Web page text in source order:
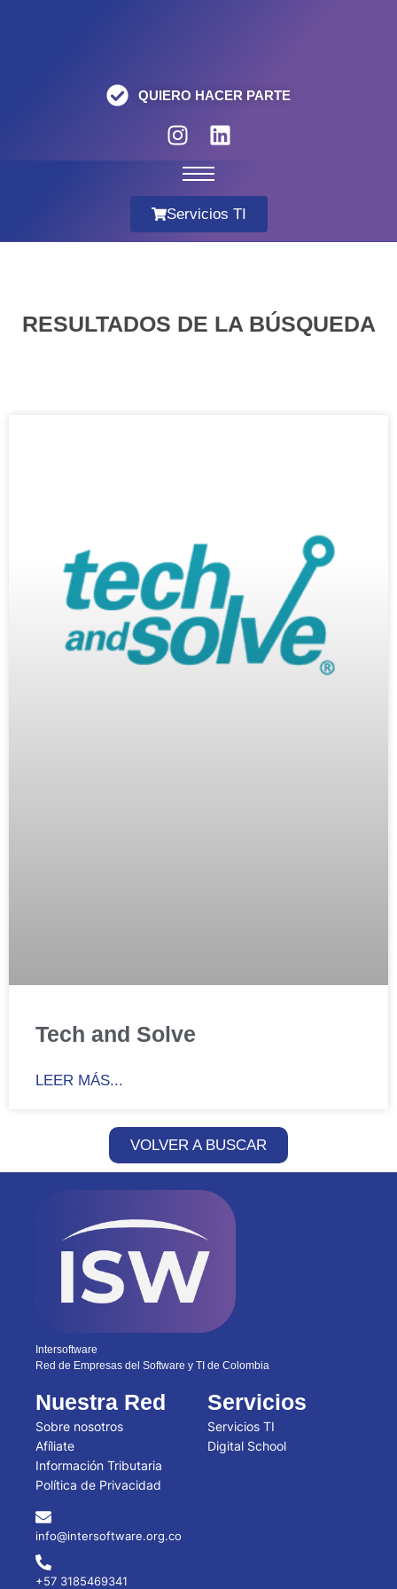
QUIERO HACER PARTE
Servicios TI
RESULTADOS DE LA BÚSQUEDA
Tech and Solve
LEER MÁS...
VOLVER A BUSCAR
Intersoftware
Red de Empresas del Software y TI de Colombia
Nuestra Red
Sobre nosotros
Afíliate
Información Tributaria
Política de Privacidad
Servicios
Servicios TI
Digital School
info@intersoftware.org.co
+57 3185469341